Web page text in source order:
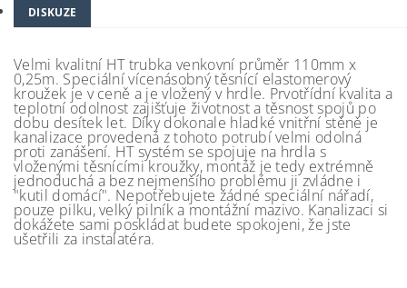
DISKUZE
Velmi kvalitní HT trubka venkovní průměr 110mm x
0,25m. Speciální vícenásobný těsnící elastomerový
kroužek je v ceně a je vložený v hrdle. Prvotřídní kvalita a
teplotní odolnost zajišťuje životnost a těsnost spojů po
dobu desítek let. Díky dokonale hladké vnitřní stěně je
kanalizace provedená z tohoto potrubí velmi odolná
proti zanášení. HT systém se spojuje na hrdla s
vloženými těsnícími kroužky, montáž je tedy extrémně
jednoduchá a bez nejmenšího problému ji zvládne i
"kutil domácí". Nepotřebujete žádné speciální nářadí,
pouze pilku, velký pilník a montážní mazivo. Kanalizaci si
dokážete sami poskládat budete spokojeni, že jste
ušetřili za instalatéra.